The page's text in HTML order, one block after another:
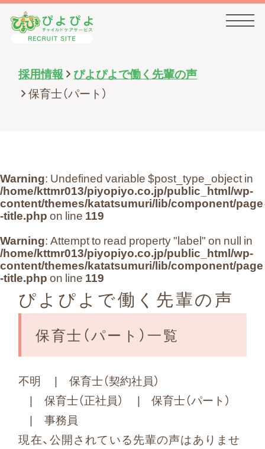
HOME
求人情報一覧
先輩の声一覧
よくある質問
お問い合わせ
採用情報
ぴよぴよで働く先輩の声
保育士（パート）
Warning: Undefined variable $post_type_object in
/home/kttmr013/piyopiyo.co.jp/public_html/wp-
content/themes/katatsumuri/lib/component/page
-title.phpon line 119
Warning: Attempt to read property "label" on null in
/home/kttmr013/piyopiyo.co.jp/public_html/wp-
content/themes/katatsumuri/lib/component/page
-title.phpon line 119
ぴよぴよで働く先輩の声
保育士（パート）一覧
不明
保育士（契約社員）
保育士（正社員）
保育士（パート）
事務員
現在、公開されている先輩の声はありませ